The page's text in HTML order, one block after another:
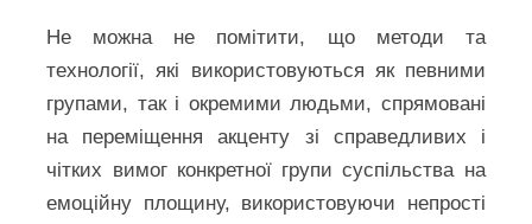
Не можна не помітити, що методи та
технології, які використовуються як певними
групами, так і окремими людьми, спрямовані
на переміщення акценту зі справедливих і
чітких вимог конкретної групи суспільства на
емоційну площину, використовуючи непрості